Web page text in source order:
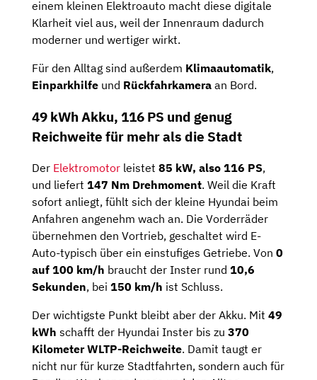
einem kleinen Elektroauto macht diese digitale
Klarheit viel aus, weil der Innenraum dadurch
moderner und wertiger wirkt.
Für den Alltag sind außerdem Klimaautomatik,
Einparkhilfe und Rückfahrkamera an Bord.
49 kWh Akku, 116 PS und genug
Reichweite für mehr als die Stadt
Der Elektromotor leistet 85 kW, also 116 PS,
und liefert 147 Nm Drehmoment. Weil die Kraft
sofort anliegt, fühlt sich der kleine Hyundai beim
Anfahren angenehm wach an. Die Vorderräder
übernehmen den Vortrieb, geschaltet wird E-
Auto-typisch über ein einstufiges Getriebe. Von 0
auf 100 km/h braucht der Inster rund 10,6
Sekunden, bei 150 km/h ist Schluss.
Der wichtigste Punkt bleibt aber der Akku. Mit 49
kWh schafft der Hyundai Inster bis zu 370
Kilometer WLTP-Reichweite. Damit taugt er
nicht nur für kurze Stadtfahrten, sondern auch für